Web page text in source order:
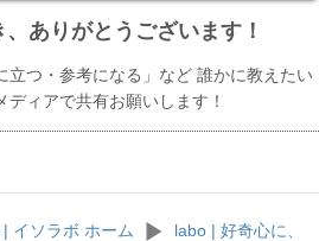
ありがとうございます！
立つ・参考になる」など 誰かに教えたい
ィアで共有お願いします！
イソラボ ホーム labo | 好奇心に、